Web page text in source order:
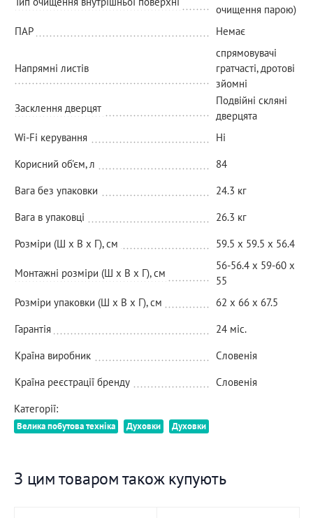
очищення парою)
ПАР
Немає
Напрямні листів
спрямовувачі
гратчасті, дротові
зйомні
Засклення дверцят
Подвійні скляні
дверцята
Wi-Fi керування
Ні
Корисний об'єм, л
84
Вага без упаковки
24.3 кг
Вага в упаковці
26.3 кг
Розміри (Ш х В х Г), см
59.5 x 59.5 x 56.4
Монтажні розміри (Ш х В х Г), см
56-56.4 х 59-60 х
55
Розміри упаковки (Ш х В х Г), см
62 х 66 х 67.5
Гарантія
24 міс.
Країна виробник
Словенія
Країна реєстрації бренду
Словенія
Категорії:
Велика побутова техніка Духовки Духовки
З цим товаром також купують